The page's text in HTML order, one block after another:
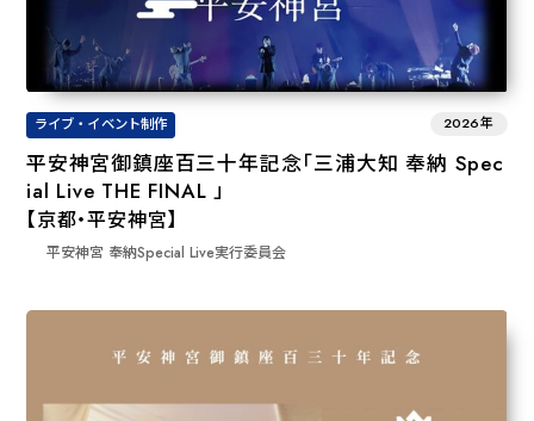
ライブ・イベント制作 2026年
平安神宮御鎮座百三十年記念「三浦大知 奉納 Spec
ial Live THE FINAL 」
【京都・平安神宮】
平安神宮 奉納Special Live実行委員会